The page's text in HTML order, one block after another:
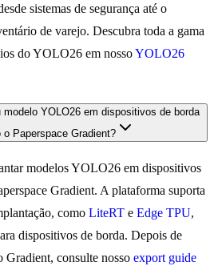
sistemas de segurança até o
de varejo. Descubra toda a gama
do YOLO26 em nossoYOLO26
modelo YOLO26 em dispositivos de borda
o Paperspace Gradient?
modelos YOLO26 em dispositivos
Gradient. A plataforma suporta
como LiteRT e Edge TPU,
dispositivos de borda. Depois de
Gradient, consulte nosso export guide